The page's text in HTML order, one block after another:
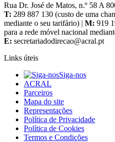
Rua Dr. José de Matos, n.º 58 A
T: 289 887 130 (custo de uma
mediante o seu tarifário) | M: 919
para a rede móvel nacional
E:
Links úteis
Siga-nos
ACRAL
Parceiros
Mapa do site
Representações
Política de Privacidade
Política de Cookies
Termos e Condições